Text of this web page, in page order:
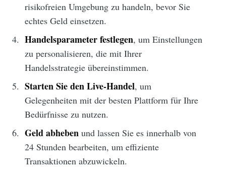
risikofreien Umgebung zu handeln, bevor Sie
echtes Geld einsetzen.
Handelsparameter festlegen, um Einstellungen
zu personalisieren, die mit Ihrer
Handelsstrategie übereinstimmen.
Starten Sie den Live-Handel, um
Gelegenheiten mit der besten Plattform für Ihre
Bedürfnisse zu nutzen.
Geld abhebenund lassen Sie es innerhalb von
24 Stunden bearbeiten, um effiziente
Transaktionen abzuwickeln.